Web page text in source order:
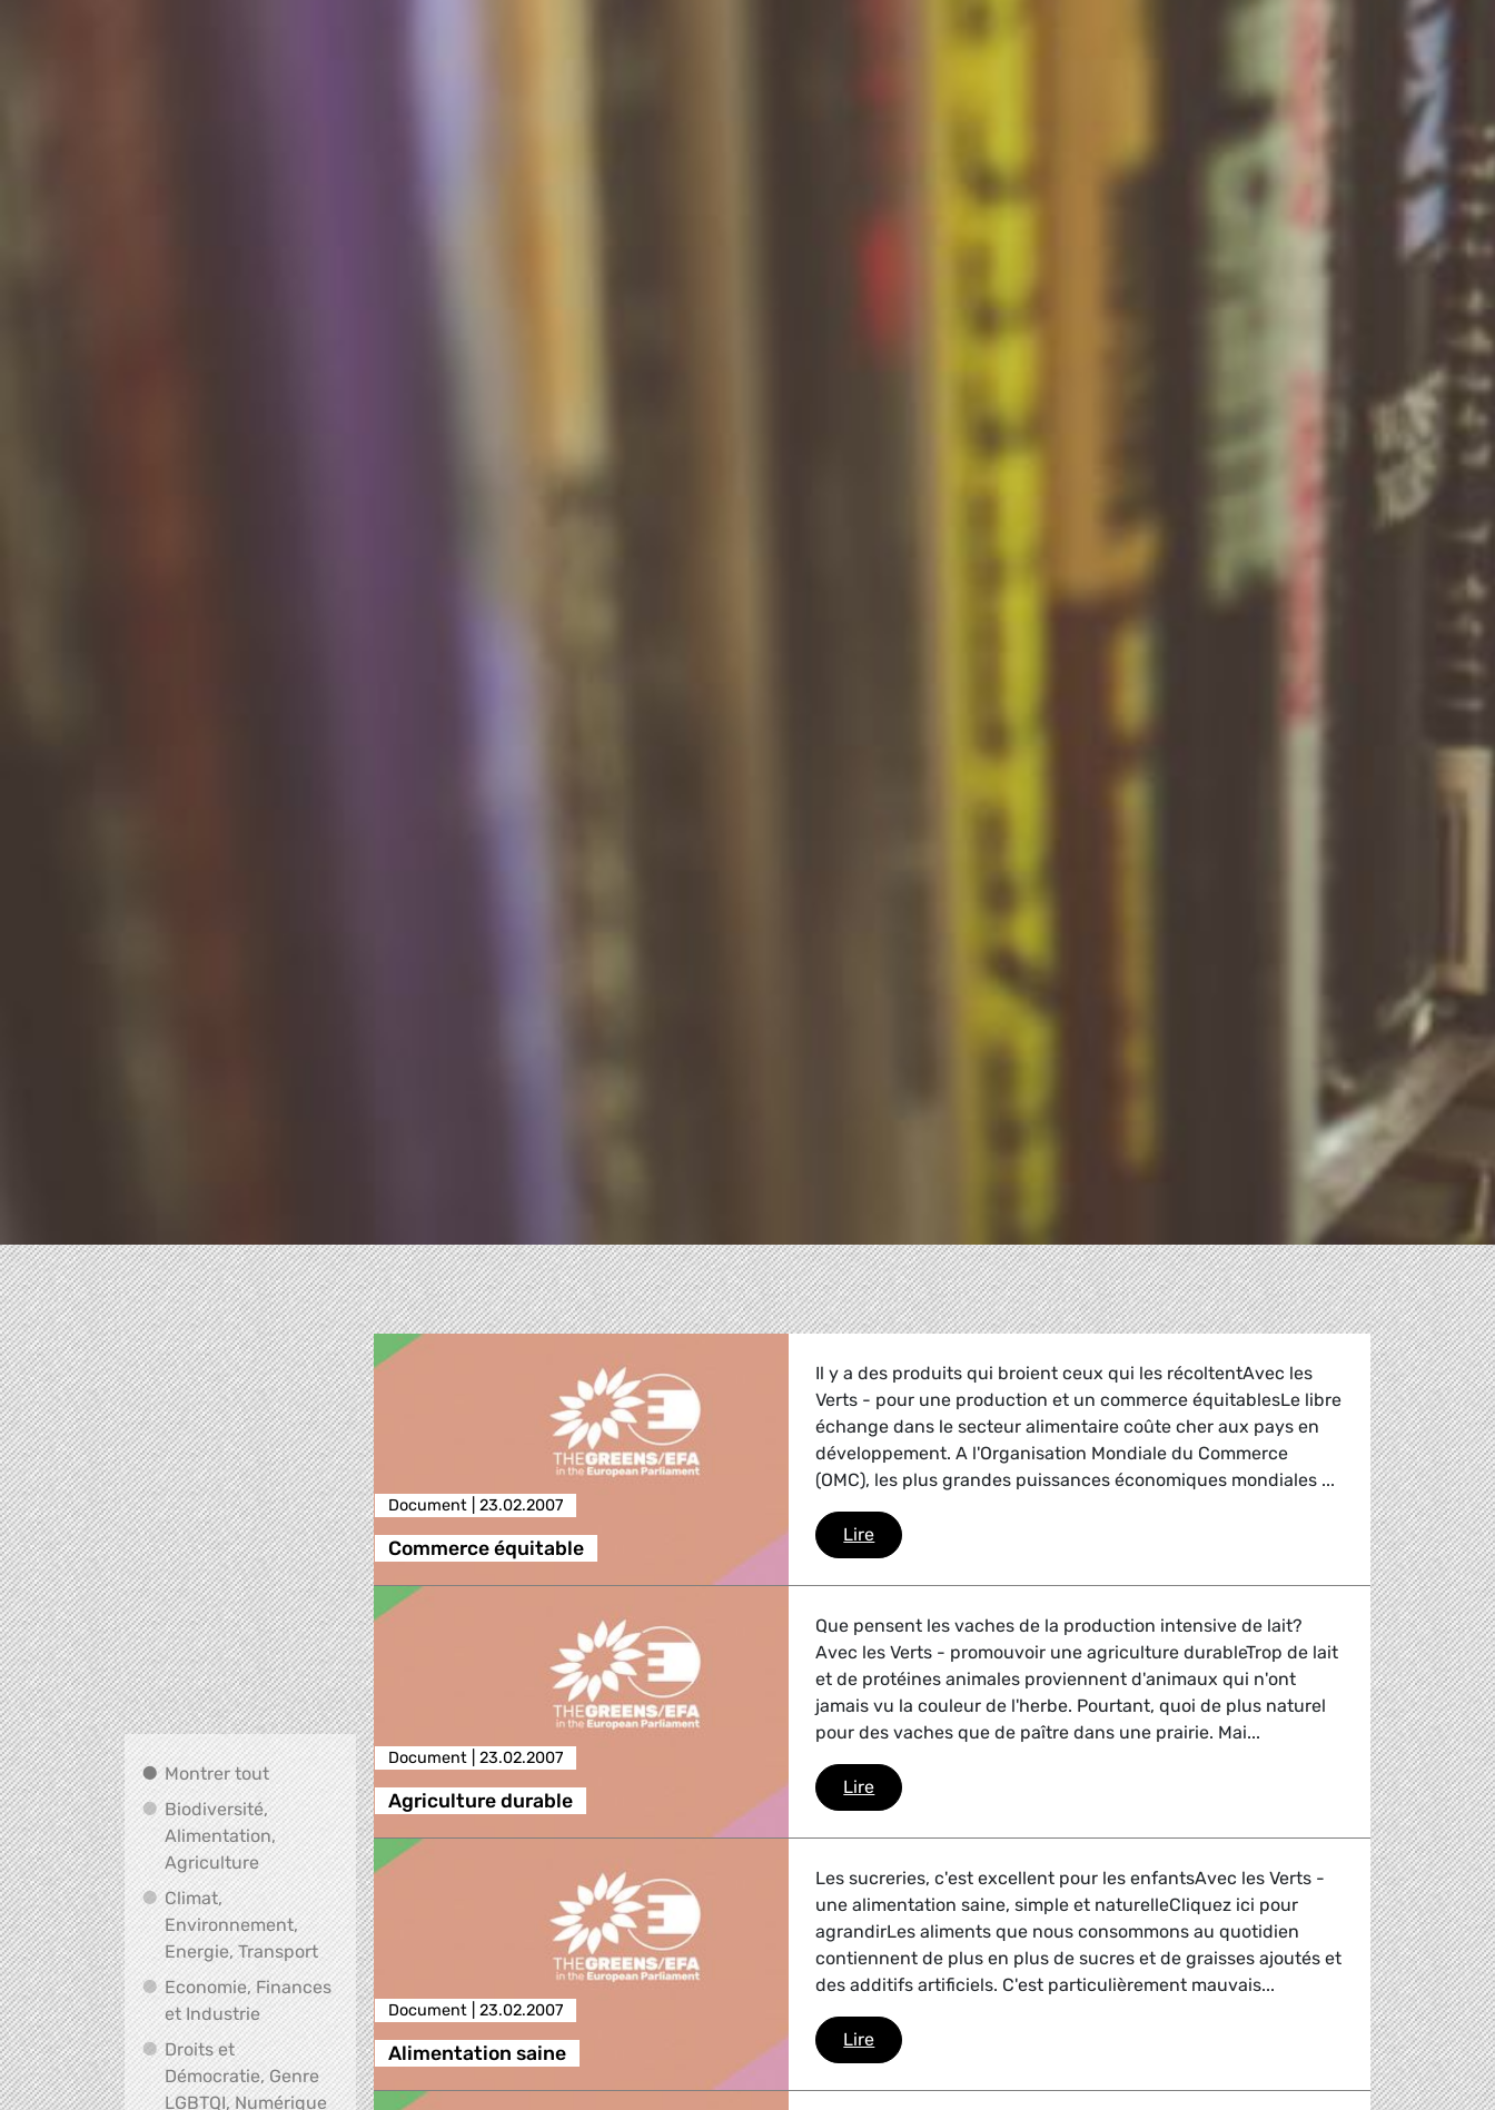
Montrer toutMontrer tout
Biodiversité,
Alimentation,
AgricultureBiodiversité, Alimentation, Agriculture
Climat,
Environnement,
Energie, TransportClimat, Environnement, Energie, Transport
Economie, Finances
et IndustrieEconomie, Finances et Industrie
Droits et
Démocratie, Genre
LGBTQI, Numérique
Document | 23.02.2007
Commerce équitable
Il y a des produits qui broient ceux qui les récoltentAvec les
Verts - pour une production et un commerce équitablesLe libre
échange dans le secteur alimentaire coûte cher aux pays en
développement. A l'Organisation Mondiale du Commerce
(OMC), les plus grandes puissances économiques mondiales ...
LireCommerce équitable
Document | 23.02.2007
Agriculture durable
Que pensent les vaches de la production intensive de lait?
Avec les Verts - promouvoir une agriculture durableTrop de lait
et de protéines animales proviennent d'animaux qui n'ont
jamais vu la couleur de l'herbe. Pourtant, quoi de plus naturel
pour des vaches que de paître dans une prairie. Mai...
LireAgriculture durable
Document | 23.02.2007
Alimentation saine
Les sucreries, c'est excellent pour les enfantsAvec les Verts -
une alimentation saine, simple et naturelleCliquez ici pour
agrandirLes aliments que nous consommons au quotidien
contiennent de plus en plus de sucres et de graisses ajoutés et
des additifs artificiels. C'est particulièrement mauvais...
LireAlimentation saine